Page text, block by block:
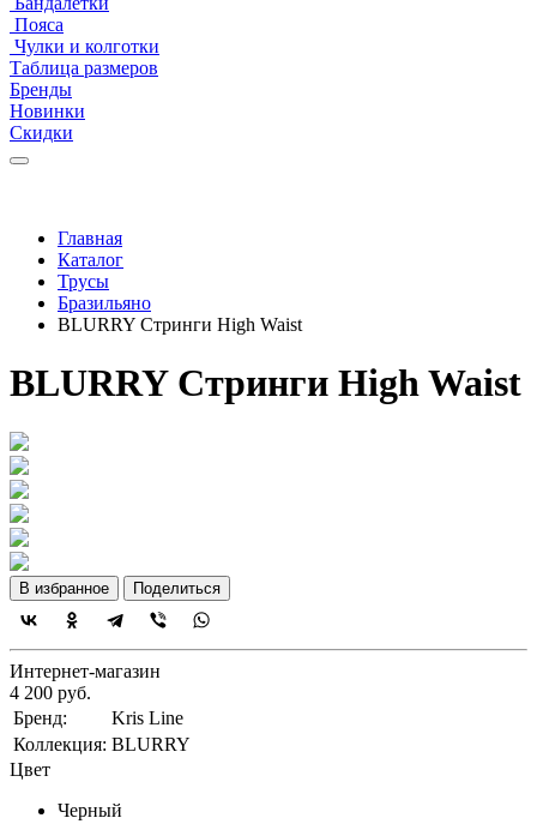
Пояса
Чулки и колготки
Таблица размеров
Бренды
Новинки
Скидки
Главная
Каталог
Трусы
Бразильяно
BLURRY Стринги High Waist
BLURRY Стринги High Waist
В избранное Поделиться
Интернет-магазин
4 200 руб.
Бренд:
Kris Line
Коллекция: BLURRY
Цвет
Черный